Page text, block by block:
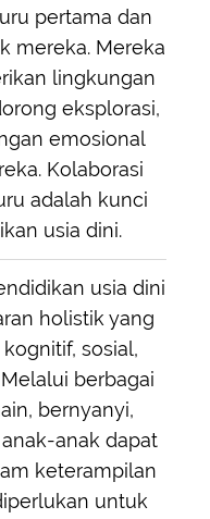
pertama dan
mereka. Mereka
lingkungan
eksplorasi,
emosional
Kolaborasi
adalah kunci
usia dini.
usia dini
holistik yang
sosial,
berbagai
bernyanyi,
anak dapat
keterampilan
untuk